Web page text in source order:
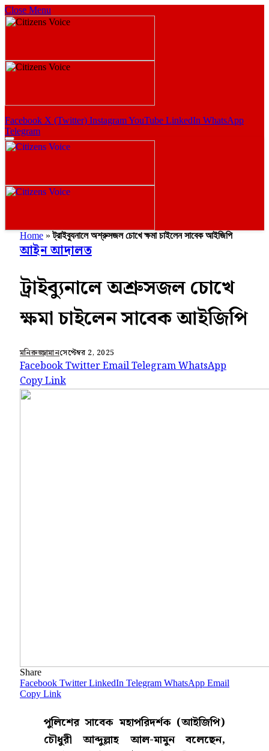
Close Menu
Facebook X (Twitter) InstagramYouTube LinkedIn WhatsApp
Telegram
Home »ট্রাইব্যুনালে অশ্রুসজল চোখে ক্ষমা চাইলেন সাবেক আইজিপি
আইন আদালত
ট্রাইব্যুনালে অশ্রুসজল চোখে
ক্ষমা চাইলেন সাবেক আইজিপি
মনিরুজ্জামানসেপ্টেম্বর 2, 2025
FacebookTwitterEmailTelegramWhatsApp
Copy Link
Share
Facebook Twitter LinkedIn Telegram WhatsApp Email
Copy Link
পুলিশের সাবেক মহাপরিদর্শক (আইজিপি)
চৌধুরী আব্দুল্লাহ আল-মামুন বলেছেন,